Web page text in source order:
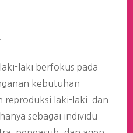
laki berfokus pada
kebutuhan
reproduksi laki-laki dan
sebagai individu